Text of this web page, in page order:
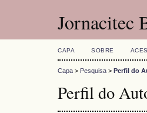
Jornacitec
CAPA SOBRE
Capa > Pesquisa > Perfil do
Perfil do